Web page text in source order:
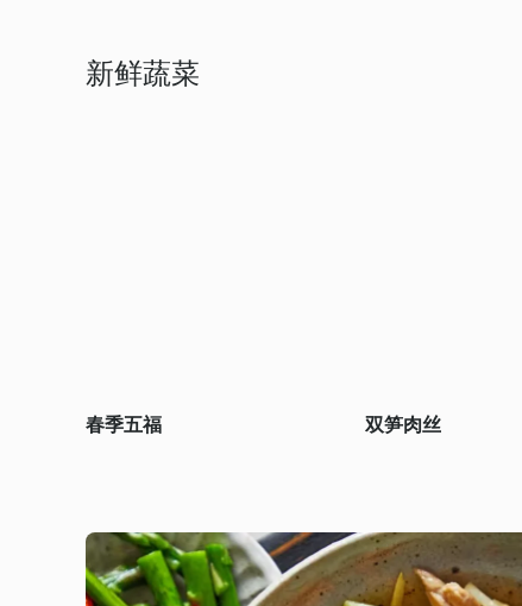
新鲜蔬菜
春季五福 双笋肉丝